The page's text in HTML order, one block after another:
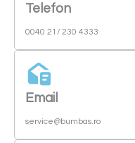
Telefon
0040 21/ 230 4333
Email
service@bumbas.ro